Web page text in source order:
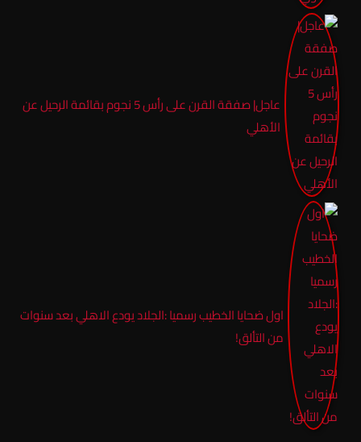
عاجل| صفقة القرن على رأس 5 نجوم بقائمة الرحيل عن
الأهلي
اول ضحايا الخطيب رسميا :الجلاد يودع الاهلي بعد سنوات
من التألق!